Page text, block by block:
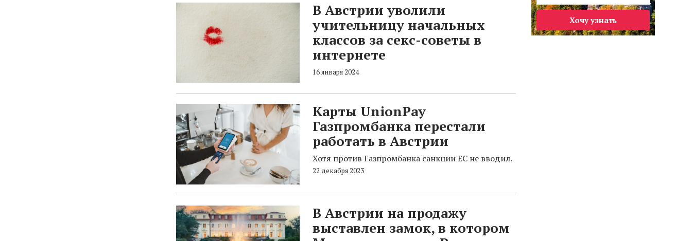
В Австрии уволили
учительницу начальных
классов за секс-советы в
интернете
16 января 2024
Карты UnionPay
Газпромбанка перестали
работать в Австрии
Хотя против Газпромбанка санкции ЕС не вводил.
22 декабря 2023
В Австрии на продажу
выставлен замок, в котором
Хочу узнать